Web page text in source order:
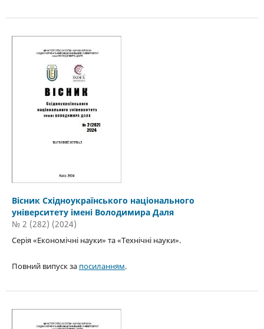
Вісник Східноукраїнського національного
університету імені Володимира Даля
№ 2 (282) (2024)
Серія «Економічні науки» та «Технічні науки».
Повний випуск за посиланням.